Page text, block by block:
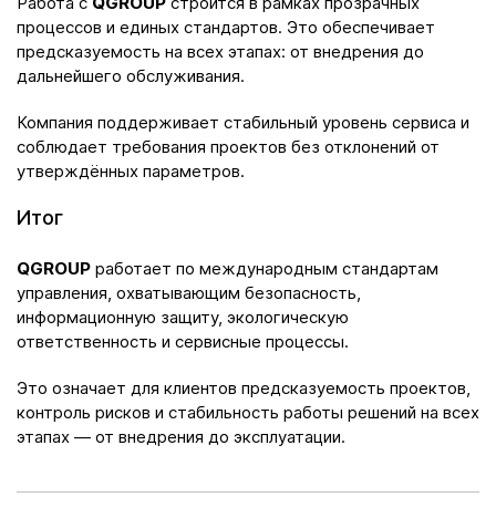
процессов и единых стандартов. Это обеспечивает
предсказуемость на всех этапах: от внедрения до
дальнейшего обслуживания.
Компания поддерживает стабильный уровень сервиса и
соблюдает требования проектов без отклонений от
утверждённых параметров.
Итог
QGROUP работает по международным стандартам
управления, охватывающим безопасность,
информационную защиту, экологическую
ответственность и сервисные процессы.
Это означает для клиентов предсказуемость проектов,
контроль рисков и стабильность работы решений на всех
этапах — от внедрения до эксплуатации.